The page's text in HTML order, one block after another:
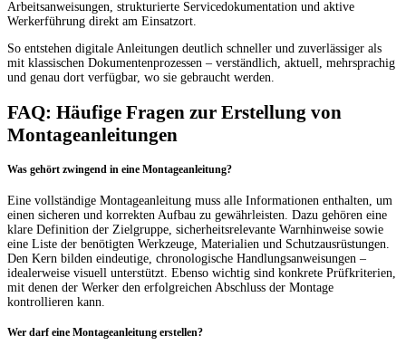
Arbeitsanweisungen, strukturierte Servicedokumentation und aktive
Werkerführung direkt am Einsatzort.
So entstehen digitale Anleitungen deutlich schneller und zuverlässiger als
mit klassischen Dokumentenprozessen – verständlich, aktuell, mehrsprachig
und genau dort verfügbar, wo sie gebraucht werden.
FAQ: Häufige Fragen zur Erstellung von
Montageanleitungen
Was gehört zwingend in eine Montageanleitung?
Eine vollständige Montageanleitung muss alle Informationen enthalten, um
einen sicheren und korrekten Aufbau zu gewährleisten. Dazu gehören eine
klare Definition der Zielgruppe, sicherheitsrelevante Warnhinweise sowie
eine Liste der benötigten Werkzeuge, Materialien und Schutzausrüstungen.
Den Kern bilden eindeutige, chronologische Handlungsanweisungen –
idealerweise visuell unterstützt. Ebenso wichtig sind konkrete Prüfkriterien,
mit denen der Werker den erfolgreichen Abschluss der Montage
kontrollieren kann.
Wer darf eine Montageanleitung erstellen?